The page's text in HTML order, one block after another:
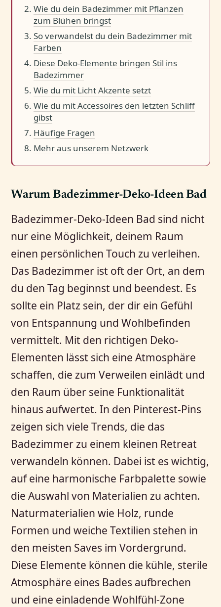
Wie du dein Badezimmer mit Pflanzen
zum Blühen bringst
So verwandelst du dein Badezimmer mit
Farben
Diese Deko-Elemente bringen Stil ins
Badezimmer
Wie du mit Licht Akzente setzt
Wie du mit Accessoires den letzten Schliff
gibst
Häufige Fragen
Mehr aus unserem Netzwerk
Warum Badezimmer-Deko-Ideen Bad
Badezimmer-Deko-Ideen Bad sind nicht
nur eine Möglichkeit, deinem Raum
einen persönlichen Touch zu verleihen.
Das Badezimmer ist oft der Ort, an dem
du den Tag beginnst und beendest. Es
sollte ein Platz sein, der dir ein Gefühl
von Entspannung und Wohlbefinden
vermittelt. Mit den richtigen Deko-
Elementen lässt sich eine Atmosphäre
schaffen, die zum Verweilen einlädt und
den Raum über seine Funktionalität
hinaus aufwertet. In den Pinterest-Pins
zeigen sich viele Trends, die das
Badezimmer zu einem kleinen Retreat
verwandeln können. Dabei ist es wichtig,
auf eine harmonische Farbpalette sowie
die Auswahl von Materialien zu achten.
Naturmaterialien wie Holz, runde
Formen und weiche Textilien stehen in
den meisten Saves im Vordergrund.
Diese Elemente können die kühle, sterile
Atmosphäre eines Bades aufbrechen
und eine einladende Wohlfühl-Zone